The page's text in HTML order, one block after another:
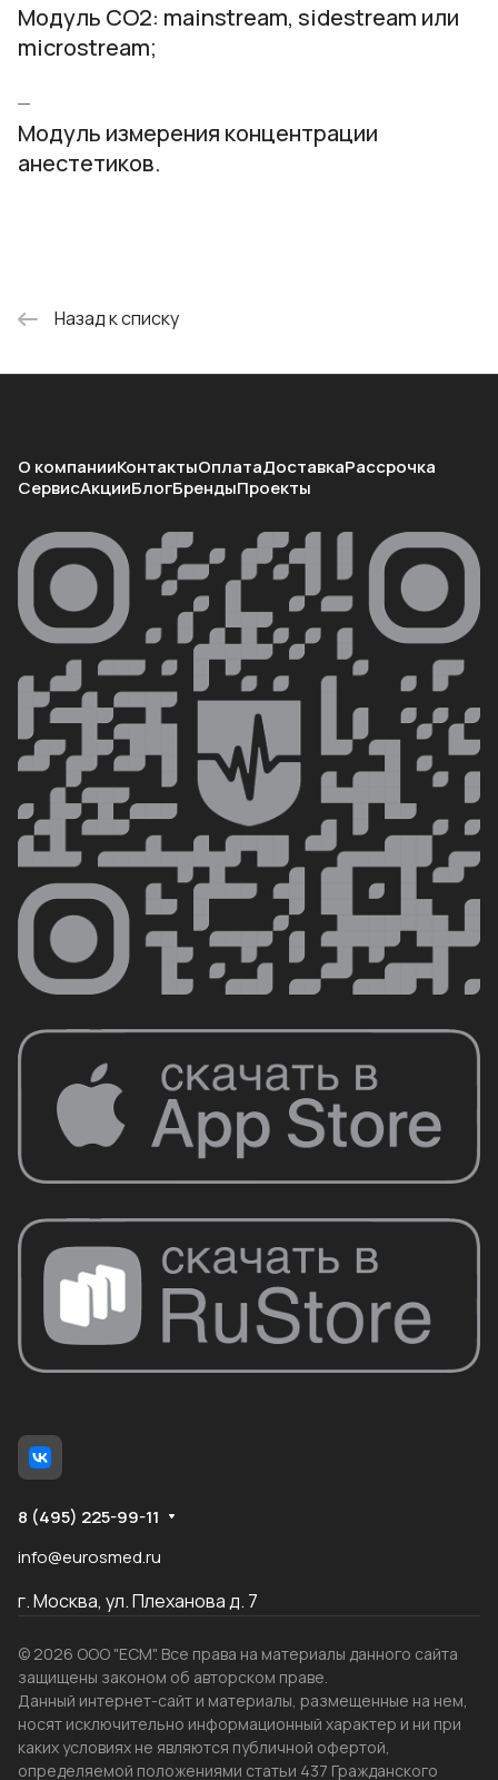
Модуль СO2: mainstream, sidestream или
microstream;
Модуль измерения концентрации
анестетиков.
Назад к списку
О компанииКонтактыОплатаДоставкаРассрочка
СервисАкцииБлогБрендыПроекты
8 (495) 225-99-11
info@eurosmed.ru
г. Москва, ул. Плеханова д. 7
© 2026 ООО "ЕСМ". Все права на материалы данного сайта
защищены законом об авторском праве.
Данный интернет-сайт и материалы, размещенные на нем,
носят исключительно информационный характер и ни при
каких условиях не являются публичной офертой,
определяемой положениями статьи 437 Гражданского